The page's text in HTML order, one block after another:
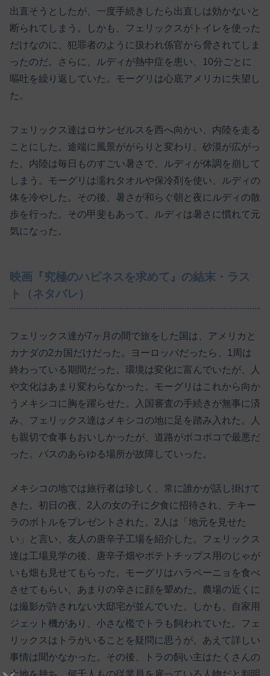
出直そうとしたが、一度手続きしたら出直しは効かないと
断られてしまう。しかも、フェリックスがトイレを使った
だけなのに、犯罪者のように扱われ係官から脅されてしま
ったのだ。さらに、ルディが熱中症を患い、10分ごとに
嘔吐を繰り返していた。モーグリは心底アメリカに失望し
た。
フェリックス達はロサンゼルスを西へ向かい、内陸を走る
ことにした。途端に風景ががらりと変わり、砂漠が広がっ
た。内陸は毎日ものすごい暑さで、ルディが体調を崩して
しまう。モーグリは濡れタオルや保冷剤を使い、ルディの
体を冷やした。その後、暑さが和らぐ朝と夜にルディの散
歩を行った。その甲斐もあって、ルディは暑さに慣れて元
気になった。
映画『究極のハピネスを求めて』の結末・ラス
ト（ネタバレ）
フェリックス達が7ヶ月の間で旅をした国は、アメリカと
カナダの2カ国だけだった。ヨーロッパだったら、1周は
終わっている期間だった。環境は変化に富んでいたが、人
や文化はあまり変わらなかった。モーグリはこれから向か
うメキシコに胸を躍らせた。入国審査の手続きが無事に済
み、フェリックス達はメキシコの地に足を踏み入れた。人
も親切で食事もおいしかったが、道路がボコボコで最悪だ
った。バスのあらゆる場所が故障していった。
メキシコの地では旅行者は珍しく、常に誰かが話し掛けて
きた。初日の夜、2人の女の子に夕食に招待され、テキー
ラのボトルをプレゼントされた。2人は「地元を見せた
い」と言い、友人の唐辛子工場を紹介した。フェリックス
達は工場見学の後、唐辛子畑やポテトチップス用のじゃが
いも畑も見せてもらった。モーグリはハラペーニョを食べ
させてもらい、あまりの辛さに顔を顰めた。農場の近くに
は撮影が許されない大邸宅が並んでいた。しかも、自家用
ジェット機があり、小さな檻でトラも飼われていた。フェ
リックスはトラがいることを疑問に思うが、あえて詳しい
事情は聞かなかった。その後、トラの飼い主はたくさんの